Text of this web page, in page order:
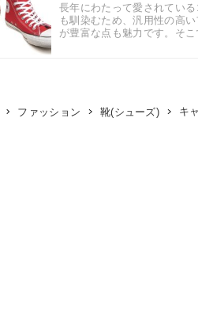
長年にわたって愛されてい
も馴染むため、汎用性の高
が豊富な点も魅力です。そ
ファッション 靴(シューズ) キ